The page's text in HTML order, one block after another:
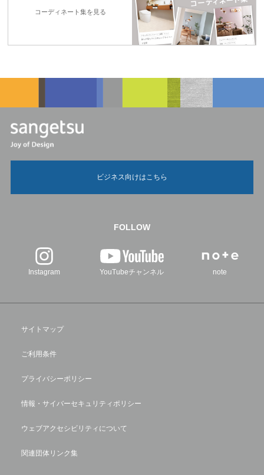
コーディネート集を見る
ビジネス向けはこちら
FOLLOW
Instagram YouTubeチャンネル note
サイトマップ
ご利用条件
プライバシーポリシー
情報・サイバーセキュリティポリシー
ウェブアクセシビリティについて
関連団体リンク集